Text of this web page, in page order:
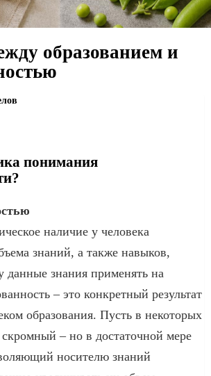
образованием и
понимания
наличие у человека
знаний, а также навыков,
знания применять на
– это конкретный результат
образования. Пусть в некоторых
скромный – но в достаточной мере
носителю знаний